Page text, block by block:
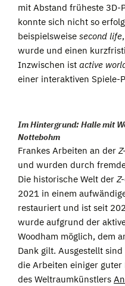
mit Abstand früheste
konnte sich nicht so
beispielsweise second life
wurde und einen
Inzwischen ist active
einer interaktiven Spiele-
Im Hintergrund: Halle mit
Nottebohm
Frankes Arbeiten an der
und wurden durch
Die historische Welt der
2021 in einem
restauriert und ist seit
wurde aufgrund der
Woodham möglich, dem
Dank gilt. Ausgestellt
die Arbeiten einiger guter
des Weltraumkünstlers